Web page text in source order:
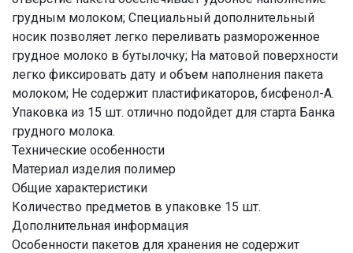
грудным молоком; Специальный дополнительный
носик позволяет легко переливать размороженное
грудное молоко в бутылочку; На матовой поверхности
легко фиксировать дату и объем наполнения пакета
молоком; Не содержит пластификаторов, бисфенол-А.
Упаковка из 15 шт. отлично подойдет для старта Банка
грудного молока.
Технические особенности
Материал изделия полимер
Общие характеристики
Количество предметов в упаковке 15 шт.
Дополнительная информация
Особенности пакетов для хранения не содержит